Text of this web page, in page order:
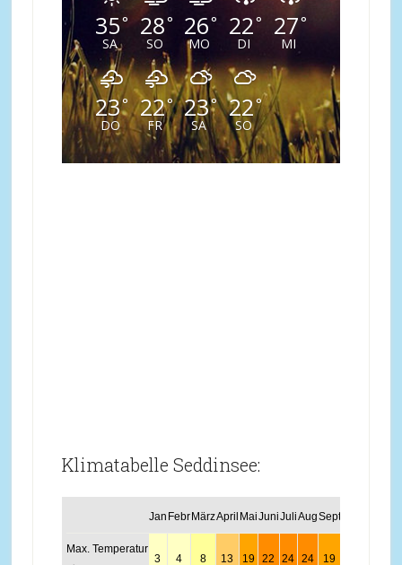
35°
SA
28°
SO
26°
MO
22°
DI
27°
MI
23°
DO
22°
FR
23°
SA
22°
SO
Klimatabelle Seddinsee:
Jan Febr MärzApril MaiJuniJuliAugSept
Max. Temperatur
3 4 8 13 19 22 24 24 19